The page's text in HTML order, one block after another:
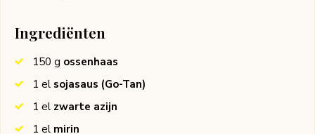
Ingrediënten
150 g ossenhaas
1 el sojasaus (Go-Tan)
1 el zwarte azijn
1 el mirin